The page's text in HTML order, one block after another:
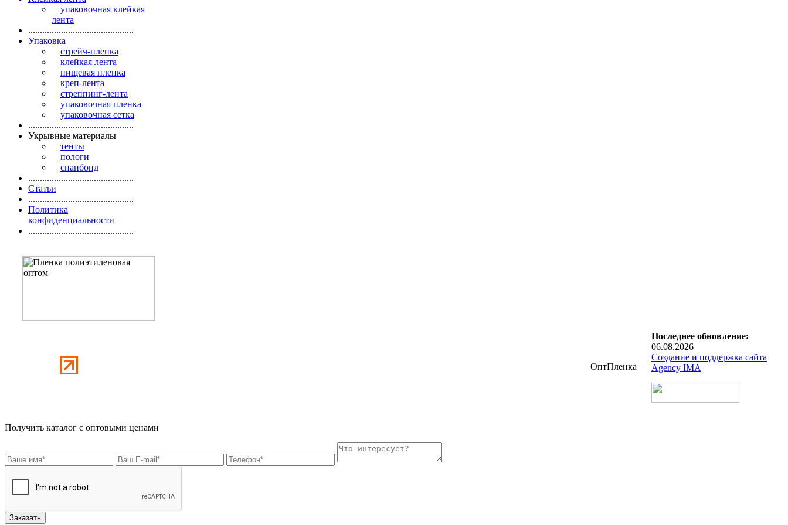
упаковочная клейкая
лента
.............................................
Упаковка
стрейч-пленка
клейкая лента
пищевая пленка
креп-лента
стреппинг-лента
упаковочная пленка
упаковочная сетка
.............................................
Укрывные материалы
тенты
пологи
спанбонд
.............................................
Статьи
.............................................
Политика
конфиденциальности
.............................................
ОптПленка
Последнее обновление:
06.08.2026
Создание и поддержка сайта
Agency IMA
Получить каталог с оптовыми ценами
Заказать